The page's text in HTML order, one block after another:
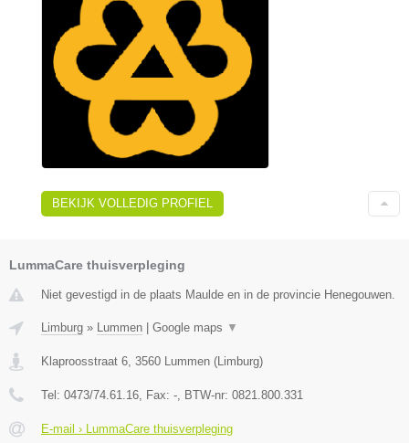
BEKIJK VOLLEDIG PROFIEL
LummaCare thuisverpleging
Niet gevestigd in de plaats Maulde en in de provincie Henegouwen.
Limburg » Lummen Google maps ▼
Klaproosstraat 6, 3560 Lummen (Limburg)
Tel: 0473/74.61.16, Fax: -, BTW-nr: 0821.800.331
E-mail › LummaCare thuisverpleging